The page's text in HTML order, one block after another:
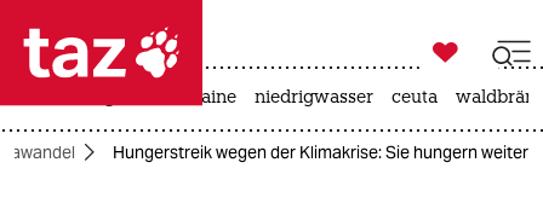
 taz zahl ich
taz zahl ich

taz zahl ich
krieg in der ukraine niedrigwasser ceuta
Hungerstreik wegen der Klimakrise: Sie hungern weiter